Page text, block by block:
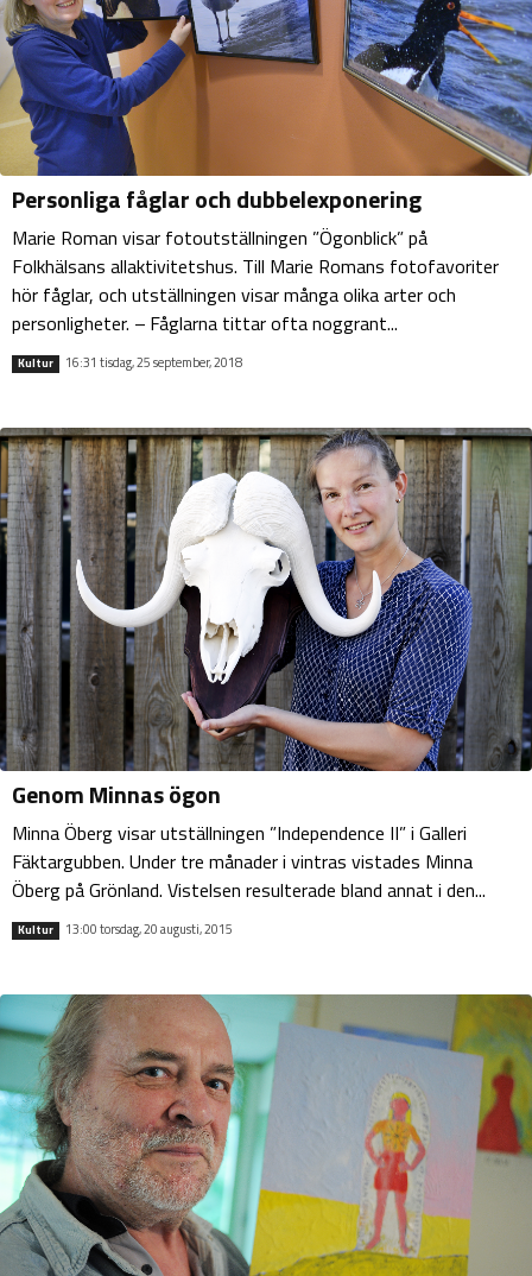
Personliga fåglar och dubbelexponering
Marie Roman visar fotoutställningen ”Ögonblick” på
Folkhälsans allaktivitetshus. Till Marie Romans fotofavoriter
hör fåglar, och utställningen visar många olika arter och
personligheter. – Fåglarna tittar ofta noggrant...
Kultur 16:31 tisdag, 25 september, 2018
Genom Minnas ögon
Minna Öberg visar utställningen ”Independence II” i Galleri
Fäktargubben. Under tre månader i vintras vistades Minna
Öberg på Grönland. Vistelsen resulterade bland annat i den...
Kultur 13:00 torsdag, 20 augusti, 2015